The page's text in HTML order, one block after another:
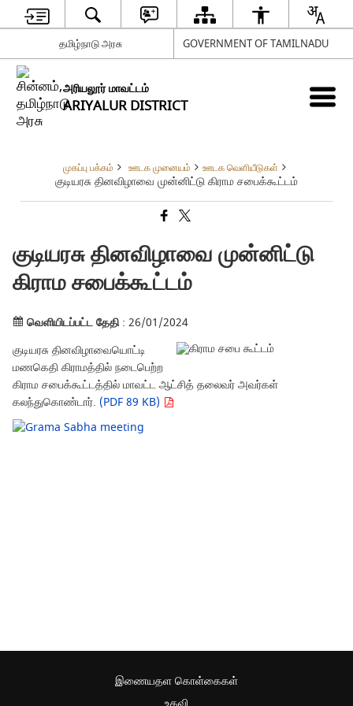
தமிழ்நாடு அரசு GOVERNMENT OF TAMILNADU
அரியலூர் மாவட்டம்
ARIYALUR DISTRICT
முகப்பு பக்கம் ஊடக முனையம் ஊடக வெளியீடுகள்
குடியரசு தினவிழாவை முன்னிட்டு கிராம சபைக்கூட்டம்
குடியரசு தினவிழாவை முன்னிட்டு
கிராம சபைக்கூட்டம்
வெளியிடப்பட்ட தேதி: 26/01/2024
குடியரசு தினவிழாவையொட்டி
மணகெதி கிராமத்தில் நடைபெற்ற
கிராம சபைக்கூட்டத்தில் மாவட்ட ஆட்சித் தலைவர் அவர்கள்
கலந்துகொண்டார். (PDF 89 KB)
இணையதள கொள்கைகள்